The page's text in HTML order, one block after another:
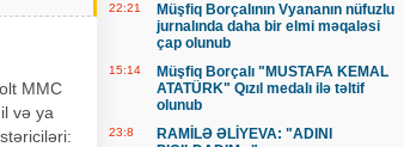
MMC
və ya
22:21
Müşfiq Borçalının Vyananın nüfuzlu
jurnalında daha bir elmi məqaləsi
çap olunub
15:14
Müşfiq Borçalı "MUSTAFA KEMAL
ATATÜRK" Qızıl medalı ilə təltif
olunub
23:8
RAMİLƏ ƏLİYEVA: "ADINI